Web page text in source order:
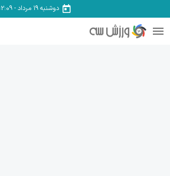
دوشنبه ۱۹ مرداد -